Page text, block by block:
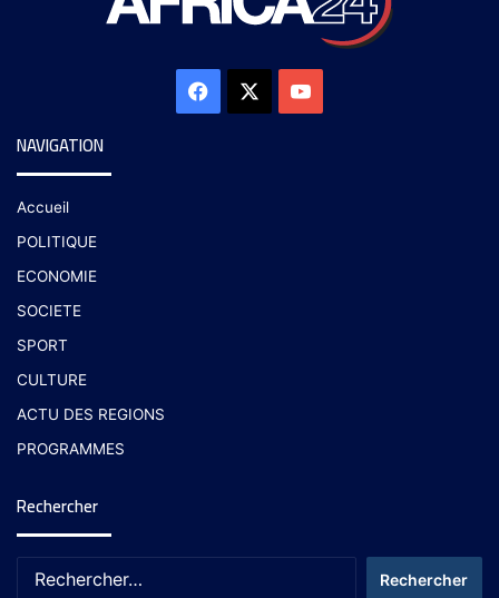
NAVIGATION
Accueil
POLITIQUE
ECONOMIE
SOCIETE
SPORT
CULTURE
ACTU DES REGIONS
PROGRAMMES
Rechercher